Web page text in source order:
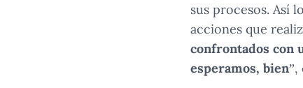
sus procesos. Así
acciones que
confrontados con
esperamos, bien”,